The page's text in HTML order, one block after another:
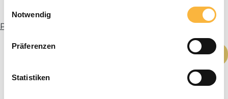
Notwendig
Präferenzen
Statistiken
Plus d’infos
Quantité de produit : Entrez laAjouter au panier